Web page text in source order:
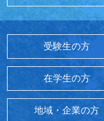
受験生の方
在学生の方
地域・企業の方